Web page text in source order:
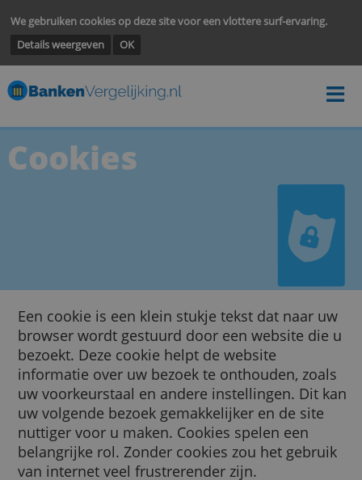
We gebruiken cookies op deze site voor een vlottere surf-
Details weergeven
Cookies
Een cookie is een klein stukje tekst dat naar
browser wordt gestuurd door een website
bezoekt. Deze cookie helpt de website
informatie over uw bezoek te onthouden,
uw voorkeurstaal en andere instellingen.
uw volgende bezoek gemakkelijker en de